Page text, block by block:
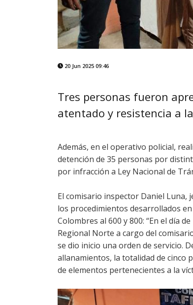
20 Jun 2025 09:46
Tres personas fueron
atentado y resistencia a
Además, en el operativo policial,
detención de 35 personas por
por infracción a Ley Nacional de
El comisario inspector Daniel Luna,
los procedimientos desarrollados
Colombres al 600 y 800: “En el día
Regional Norte a cargo del
se dio inicio una orden de servicio.
allanamientos, la totalidad de cinco
de elementos pertenecientes a la